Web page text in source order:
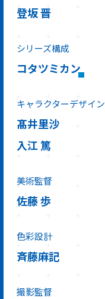
登坂 晋
シリーズ構成
コタツミカン
キャラクターデザイン
髙井里沙
入江 篤
美術監督
佐藤 歩
色彩設計
斉藤麻記
撮影監督